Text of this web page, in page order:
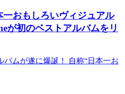
一おもしろいヴィジュアル
が初のベストアルバムをリ
バムが遂に爆誕！ 自称“日本一お